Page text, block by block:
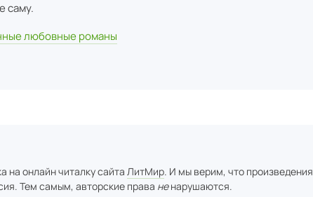
саму.
любовные романы
на онлайн читалку сайта ЛитМир. И мы верим, что произведения
Тем самым, авторские права ненарушаются.